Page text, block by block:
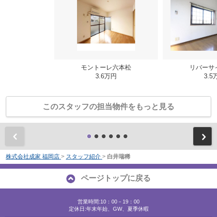
モントーレ六本松
3.6万円
リバーサ
3.5
このスタッフの担当物件をもっと見る
株式会社成家 福岡店 > スタッフ紹介 > 白井瑞稀
ページトップに戻る
営業時間:10：00－19：00
定休日:年末年始、GW、夏季休暇